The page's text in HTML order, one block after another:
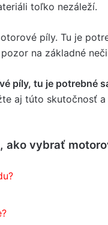
toľko nezáleží.
píly. Tu je
na základné
píly, tu je potrebné
aj túto skutočnosť
ako vybrať